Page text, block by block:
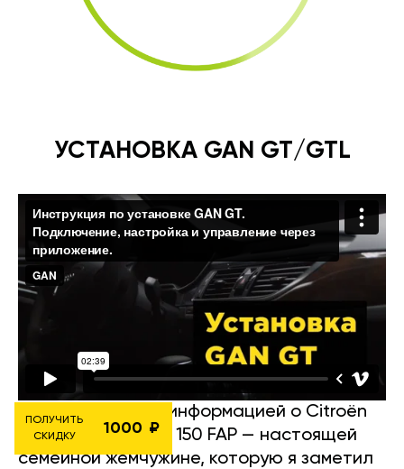
УСТАНОВКА GAN GT/GTL
Хочу поделиться информацией о Citroën
C4 Picasso 2.0 HDI 150 FAP — настоящей
семейной жемчужине, которую я заметил
ПОЛУЧИТЬ
СКИДКУ
1000